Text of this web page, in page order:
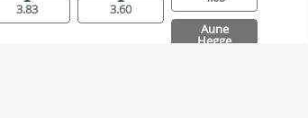
3.83
3.60
Aune
Hegge